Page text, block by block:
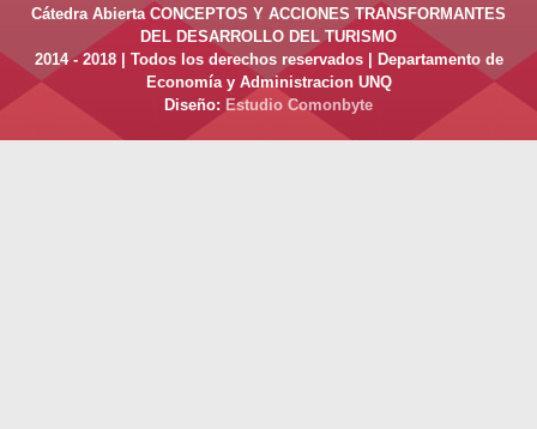
Cátedra Abierta CONCEPTOS Y ACCIONES TRANSFORMANTES
DEL DESARROLLO DEL TURISMO
2014 - 2018 | Todos los derechos reservados | Departamento de
Economía y Administracion UNQ
Diseño: Estudio Comonbyte